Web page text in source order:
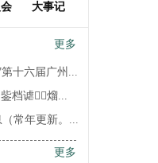
大事记
更多
十六届广州...
档谑熘...
常年更新。...
更多